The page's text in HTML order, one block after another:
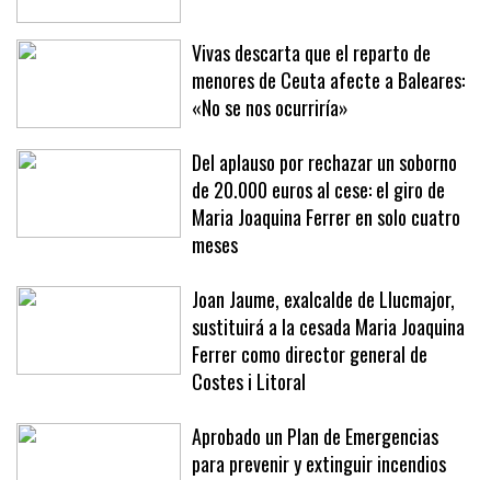
Vivas descarta que el reparto de
menores de Ceuta afecte a Baleares:
«No se nos ocurriría»
Del aplauso por rechazar un soborno
de 20.000 euros al cese: el giro de
Maria Joaquina Ferrer en solo cuatro
meses
Joan Jaume, exalcalde de Llucmajor,
sustituirá a la cesada Maria Joaquina
Ferrer como director general de
Costes i Litoral
Aprobado un Plan de Emergencias
para prevenir y extinguir incendios